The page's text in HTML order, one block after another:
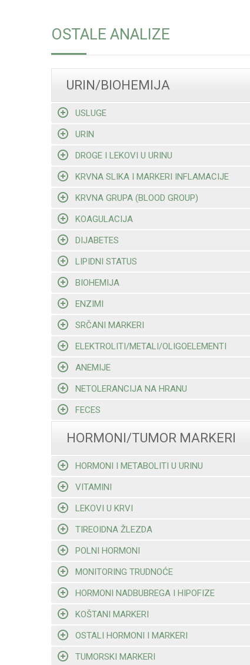
OSTALE ANALIZE
URIN/BIOHEMIJA
USLUGE
URIN
DROGE I LEKOVI U URINU
KRVNA SLIKA I MARKERI INFLAMACIJE
KRVNA GRUPA (BLOOD GROUP)
KOAGULACIJA
DIJABETES
LIPIDNI STATUS
BIOHEMIJA
ENZIMI
SRČANI MARKERI
ELEKTROLITI/METALI/OLIGOELEMENTI
ANEMIJE
NETOLERANCIJA NA HRANU
FECES
HORMONI/TUMOR MARKERI
HORMONI I METABOLITI U URINU
VITAMINI
LEKOVI U KRVI
TIREOIDNA ŽLEZDA
POLNI HORMONI
MONITORING TRUDNOĆE
HORMONI NADBUBREGA I HIPOFIZE
KOŠTANI MARKERI
OSTALI HORMONI I MARKERI
TUMORSKI MARKERI